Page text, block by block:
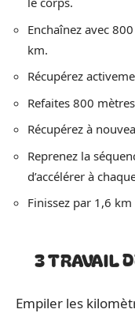
Enchaînez avec
km.
Récupérez
Refaites 800
Récupérez à
Reprenez la
d’accélérer à
Finissez par 1,6
3 TRAVAIL
Empiler les